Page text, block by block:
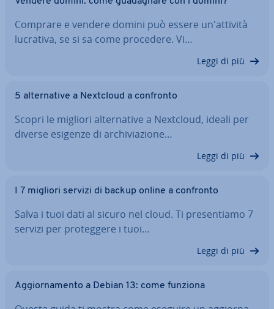
Comprare e vendere domini può essere un'at­ti­vi­tà
lucrativa, se si sa come procedere. Vi…
Leggi di più
5 al­ter­na­ti­ve a Nextcloud a confronto
Scopri le migliori al­ter­na­ti­ve a Nextcloud, ideali per
diverse esigenze di ar­chi­via­zio­ne…
Leggi di più
I 7 migliori servizi di backup online a confronto
Salva i tuoi dati al sicuro nel cloud. Ti pre­sen­tia­mo 7
servizi per pro­teg­ge­re i tuoi…
Leggi di più
Ag­gior­na­men­to a Debian 13: come funziona